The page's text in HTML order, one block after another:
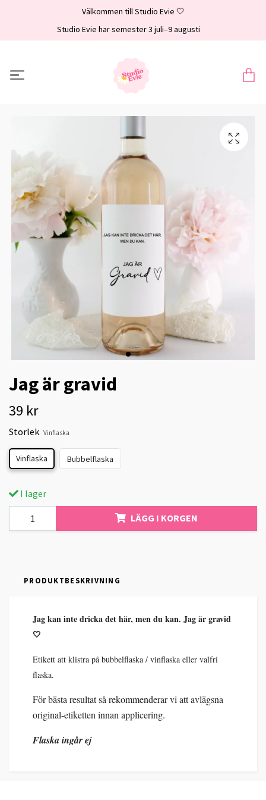
Välkommen till Studio Evie 🤍
Studio Evie har semester 3 juli–9 augusti
Jag är gravid
39 kr
Storlek Vinflaska
Vinflaska Bubbelflaska
I lager
LÄGG I KORGEN
PRODUKTBESKRIVNING
Jag kan inte dricka det här, men du kan. Jag är gravid
🤍
Etikett att klistra på bubbelflaska / vinflaska eller valfri
flaska.
För bästa resultat så rekommenderar vi att avlägsna
original-etiketten innan applicering.
Flaska ingår ej